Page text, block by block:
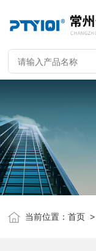
当前位置：首页 >